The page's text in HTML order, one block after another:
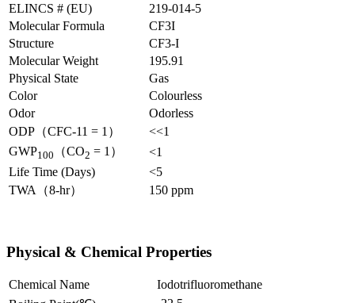
ELINCS # (EU)
219-014-5
Molecular Formula
CF3I
Structure
CF3-I
Molecular Weight
195.91
Physical State
Gas
Color
Colourless
Odor
Odorless
ODP（CFC-11 = 1）
<<1
GWP100 （CO2 = 1）
<1
Life Time (Days)
<5
TWA（8-hr）
150 ppm
Physical & Chemical Properties
Chemical Name
Iodotrifluoromethane